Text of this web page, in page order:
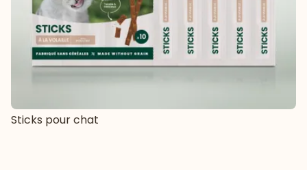
Sticks pour chat